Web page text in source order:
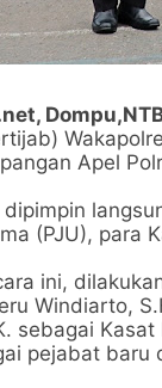
Apel
(PJU), para
ini,
Windiarto,
sebagai
pejabat baru